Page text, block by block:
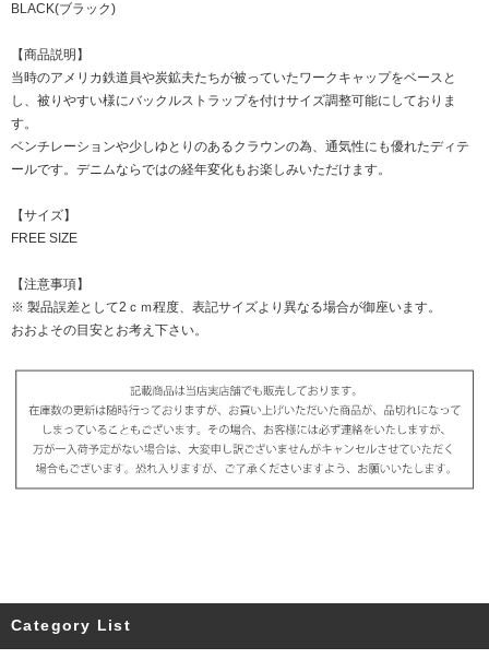
BLACK(ブラック)
【商品説明】
当時のアメリカ鉄道員や炭鉱夫たちが被っていたワークキャップをベースと
し、被りやすい様にバックルストラップを付けサイズ調整可能にしておりま
す。
ベンチレーションや少しゆとりのあるクラウンの為、通気性にも優れたディテ
ールです。デニムならではの経年変化もお楽しみいただけます。
【サイズ】
FREE SIZE
【注意事項】
※ 製品誤差として2ｃｍ程度、表記サイズより異なる場合が御座います。
おおよその目安とお考え下さい。
Category List